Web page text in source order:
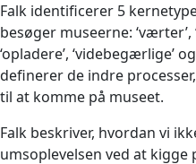
Falk identificerer 5
besøger museerne: ‘værter’,
‘opladere’, ‘videbegærlige’
definerer de indre
til at komme på museet.
Falk beskriver, hvordan vi
umsoplevelsen ved at kigge